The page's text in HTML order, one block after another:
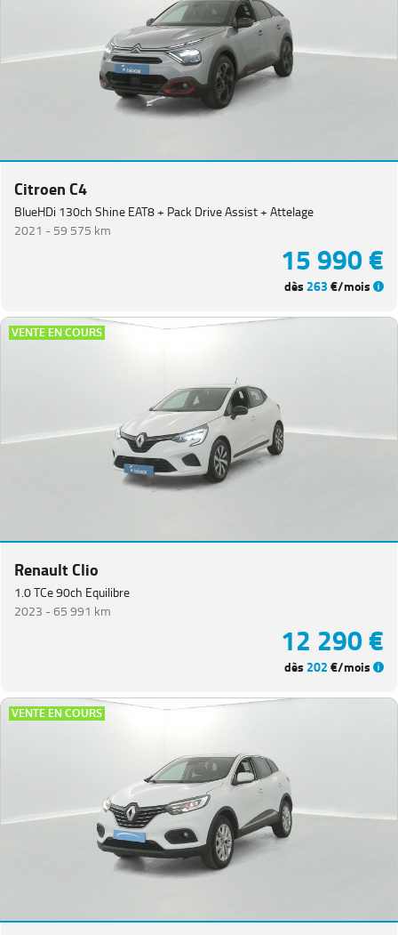
Citroen C4
BlueHDi 130ch Shine EAT8 + Pack Drive Assist + Attelage
2021 -59 575 km
15 990 €
dès 263€/mois
VENTE EN COURS
Renault Clio
1.0 TCe 90ch Equilibre
2023 -65 991 km
12 290 €
dès 202€/mois
VENTE EN COURS